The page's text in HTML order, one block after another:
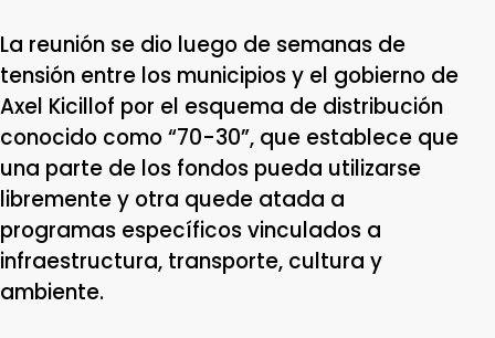
La reunión se dio luego de semanas de
tensión entre los municipios y el gobierno de
Axel Kicillof por el esquema de distribución
conocido como “70-30”, que establece que
una parte de los fondos pueda utilizarse
libremente y otra quede atada a
programas específicos vinculados a
infraestructura, transporte, cultura y
ambiente.